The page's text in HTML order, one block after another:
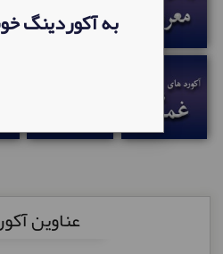
عناوین
به آکوردینگ